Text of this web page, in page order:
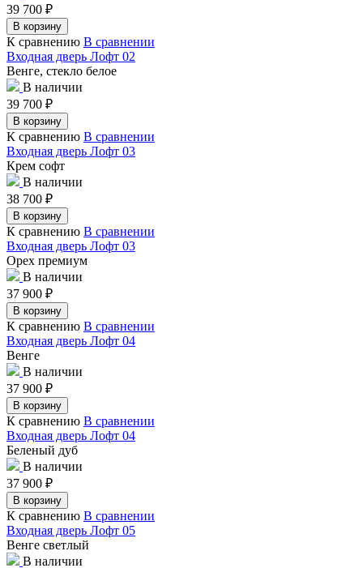
39 700 ₽
В корзину
К сравнению В сравнении
Входная дверь Лофт 02
Венге, стекло белое
В наличии
39 700 ₽
В корзину
К сравнению В сравнении
Входная дверь Лофт 03
Крем софт
В наличии
38 700 ₽
В корзину
К сравнению В сравнении
Входная дверь Лофт 03
Орех премиум
В наличии
37 900 ₽
В корзину
К сравнению В сравнении
Входная дверь Лофт 04
Венге
В наличии
37 900 ₽
В корзину
К сравнению В сравнении
Входная дверь Лофт 04
Беленый дуб
В наличии
37 900 ₽
В корзину
К сравнению В сравнении
Входная дверь Лофт 05
Венге светлый
В наличии